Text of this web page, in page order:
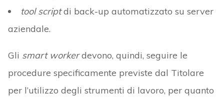
tool scriptdi back-up automatizzato su server
aziendale.
Gli smart workerdevono, quindi, seguire le
procedure specificamente previste dal Titolare
per l’utilizzo degli strumenti di lavoro, per quanto